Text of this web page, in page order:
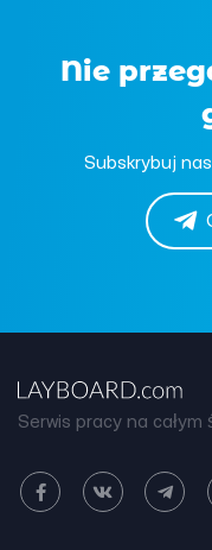
Nie
Subskrybuj
Serwis pracy na całym